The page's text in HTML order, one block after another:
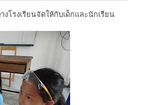
โรงเรียนจัดให้กับเด็กและนักเรียน